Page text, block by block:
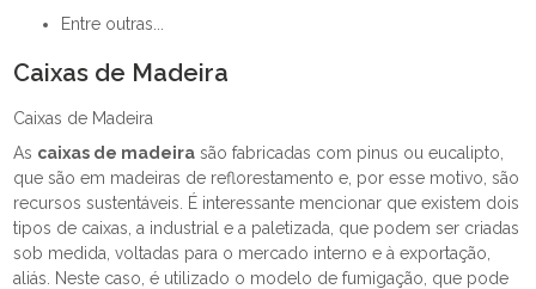
Entre outras...
Caixas de Madeira
Caixas de Madeira
As caixas de madeira são fabricadas com pinus ou eucalipto,
que são em madeiras de reflorestamento e, por esse motivo, são
recursos sustentáveis. É interessante mencionar que existem dois
tipos de caixas, a industrial e a paletizada, que podem ser criadas
sob medida, voltadas para o mercado interno e à exportação,
aliás. Neste caso, é utilizado o modelo de fumigação, que pode